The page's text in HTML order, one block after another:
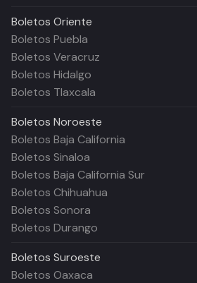
Boletos Oriente
Boletos Puebla
Boletos Veracruz
Boletos Hidalgo
Boletos Tlaxcala
Boletos Noroeste
Boletos Baja California
Boletos Sinaloa
Boletos Baja California Sur
Boletos Chihuahua
Boletos Sonora
Boletos Durango
Boletos Suroeste
Boletos Oaxaca